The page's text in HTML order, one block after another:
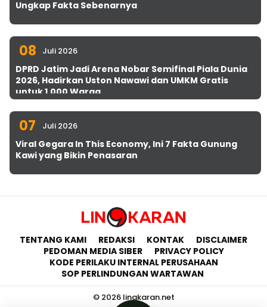
Ungkap Fakta Sebenarnya
08 Juli 2026
DPRD Jatim Jadi Arena Nobar Semifinal Piala Dunia
2026, Hadirkan Uston Nawawi dan UMKM Gratis
untuk 1.000 Warga
07 Juli 2026
Viral Gegara In This Economy, Ini 7 Fakta Gunung
Kawi yang Bikin Penasaran
TENTANG KAMI REDAKSI KONTAK
DISCLAIMER
PEDOMAN MEDIA SIBER
PRIVACY POLICY
KODE PERILAKU INTERNAL PERUSAHAAN
SOP PERLINDUNGAN WARTAWAN
© 2026 lingkaran.net